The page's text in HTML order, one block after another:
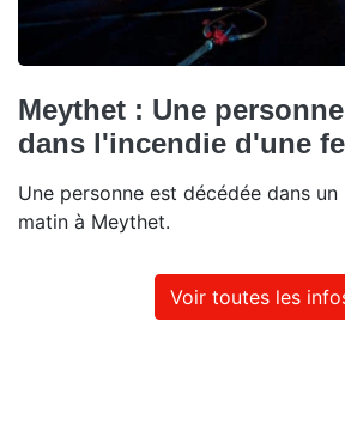
Meythet : Une
dans l'incendie d'une
Une personne est décédée dans
matin à Meythet.
Voir toutes les